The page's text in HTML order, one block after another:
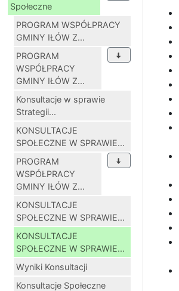
Społeczne
PROGRAM WSPÓŁPRACY
GMINY IŁÓW Z...
PROGRAM
WSPÓŁPRACY
GMINY IŁÓW Z...
Konsultacje w sprawie
Strategii...
KONSULTACJE
SPOŁECZNE W SPRAWIE...
PROGRAM
WSPÓŁPRACY
GMINY IŁÓW Z...
KONSULTACJE
SPOŁECZNE W SPRAWIE...
KONSULTACJE
SPOŁECZNE W SPRAWIE...
Wyniki Konsultacji
Konsultacje Społeczne